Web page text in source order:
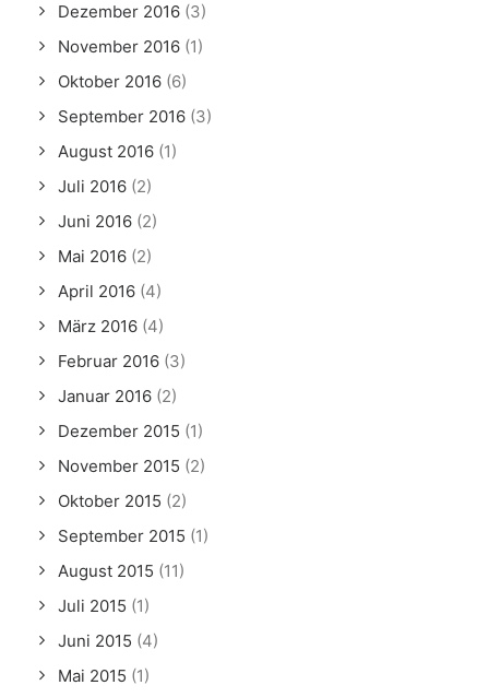
Dezember 2016 (3)
November 2016 (1)
Oktober 2016 (6)
September 2016 (3)
August 2016 (1)
Juli 2016 (2)
Juni 2016 (2)
Mai 2016 (2)
April 2016 (4)
März 2016 (4)
Februar 2016 (3)
Januar 2016 (2)
Dezember 2015 (1)
November 2015 (2)
Oktober 2015 (2)
September 2015 (1)
August 2015 (11)
Juli 2015 (1)
Juni 2015 (4)
Mai 2015 (1)